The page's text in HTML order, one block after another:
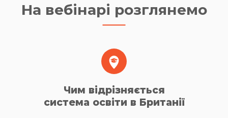
На вебінарі розглянемо
Чим відрізняється
система освіти в Британії